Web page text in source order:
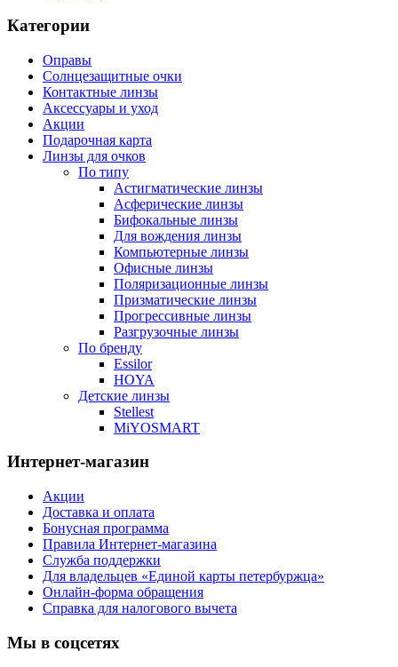
Категории
Оправы
Солнцезащитные очки
Контактные линзы
Аксессуары и уход
Акции
Подарочная карта
Линзы для очков
По типу
Астигматические линзы
Асферические линзы
Бифокальные линзы
Для вождения линзы
Компьютерные линзы
Офисные линзы
Поляризационные линзы
Призматические линзы
Прогрессивные линзы
Разгрузочные линзы
По бренду
Essilor
HOYA
Детские линзы
Stellest
MiYOSMART
Интернет-магазин
Акции
Доставка и оплата
Бонусная программа
Правила Интернет-магазина
Служба поддержки
Для владельцев «Единой карты петербуржца»
Онлайн-форма обращения
Справка для налогового вычета
Мы в соцсетях